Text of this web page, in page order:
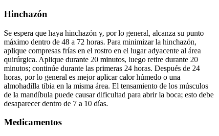
Hinchazón
Se espera que haya hinchazón y, por lo general, alcanza su punto
máximo dentro de 48 a 72 horas. Para minimizar la hinchazón,
aplique compresas frías en el rostro en el lugar adyacente al área
quirúrgica. Aplique durante 20 minutos, luego retire durante 20
minutos; continúe durante las primeras 24 horas. Después de 24
horas, por lo general es mejor aplicar calor húmedo o una
almohadilla tibia en la misma área. El tensamiento de los músculos
de la mandíbula puede causar dificultad para abrir la boca; esto debe
desaparecer dentro de 7 a 10 días.
Medicamentos